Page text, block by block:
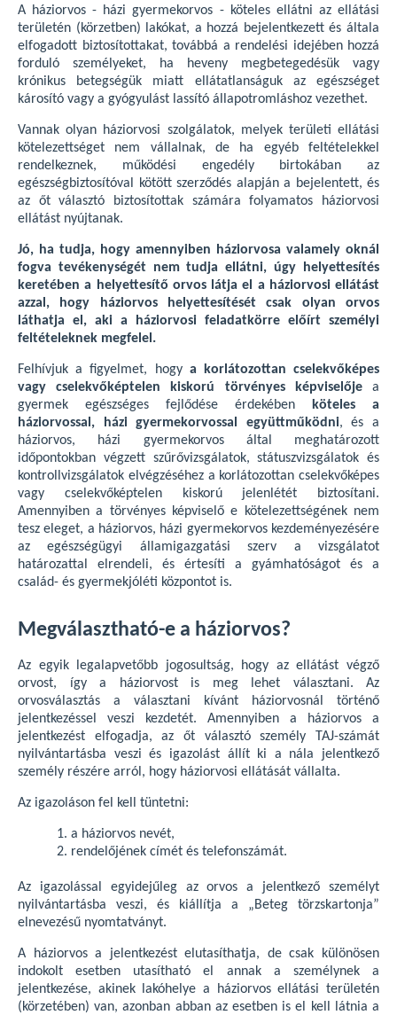
A háziorvos - házi gyermekorvos - köteles ellátni az ellátási
területén (körzetben) lakókat, a hozzá bejelentkezett és általa
elfogadott biztosítottakat, továbbá a rendelési idejében hozzá
forduló személyeket, ha heveny megbetegedésük vagy
krónikus betegségük miatt ellátatlanságuk az egészséget
károsító vagy a gyógyulást lassító állapotromláshoz vezethet.
Vannak olyan háziorvosi szolgálatok, melyek területi ellátási
kötelezettséget nem vállalnak, de ha egyéb feltételekkel
rendelkeznek, működési engedély birtokában az
egészségbiztosítóval kötött szerződés alapján a bejelentett, és
az őt választó biztosítottak számára folyamatos háziorvosi
ellátást nyújtanak.
Jó, ha tudja, hogy amennyiben háziorvosa valamely oknál
fogva tevékenységét nem tudja ellátni, úgy helyettesítés
keretében a helyettesítő orvos látja el a háziorvosi ellátást
azzal, hogy háziorvos helyettesítését csak olyan orvos
láthatja el, aki a háziorvosi feladatkörre előírt személyi
feltételeknek megfelel.
Felhívjuk a figyelmet, hogy a korlátozottan cselekvőképes
vagy cselekvőképtelen kiskorú törvényes képviselője a
gyermek egészséges fejlődése érdekében
köteles a
háziorvossal, házi gyermekorvossal együttműködni, és a
háziorvos, házi gyermekorvos által meghatározott
időpontokban végzett szűrővizsgálatok, státuszvizsgálatok és
kontrollvizsgálatok elvégzéséhez a korlátozottan cselekvőképes
vagy cselekvőképtelen kiskorú jelenlétét biztosítani.
Amennyiben a törvényes képviselő e kötelezettségének nem
tesz eleget, a háziorvos, házi gyermekorvos kezdeményezésére
az egészségügyi államigazgatási szerv a vizsgálatot
határozattal elrendeli, és értesíti a gyámhatóságot és a
család- és gyermekjóléti központot is.
Megválasztható-e a háziorvos?
Az egyik legalapvetőbb jogosultság, hogy az ellátást végző
orvost, így a háziorvost is meg lehet választani. Az
orvosválasztás a választani kívánt háziorvosnál történő
jelentkezéssel veszi kezdetét. Amennyiben a háziorvos a
jelentkezést elfogadja, az őt választó személy TAJ-számát
nyilvántartásba veszi és igazolást állít ki a nála jelentkező
személy részére arról, hogy háziorvosi ellátását vállalta.
Az igazoláson fel kell tüntetni:
a háziorvos nevét,
rendelőjének címét és telefonszámát.
Az igazolással egyidejűleg az orvos a jelentkező személyt
nyilvántartásba veszi, és kiállítja a „Beteg törzskartonja”
elnevezésű nyomtatványt.
A háziorvos a jelentkezést elutasíthatja, de csak különösen
indokolt esetben utasítható el annak a személynek a
jelentkezése, akinek lakóhelye a háziorvos ellátási területén
(körzetében) van, azonban abban az esetben is el kell látnia a